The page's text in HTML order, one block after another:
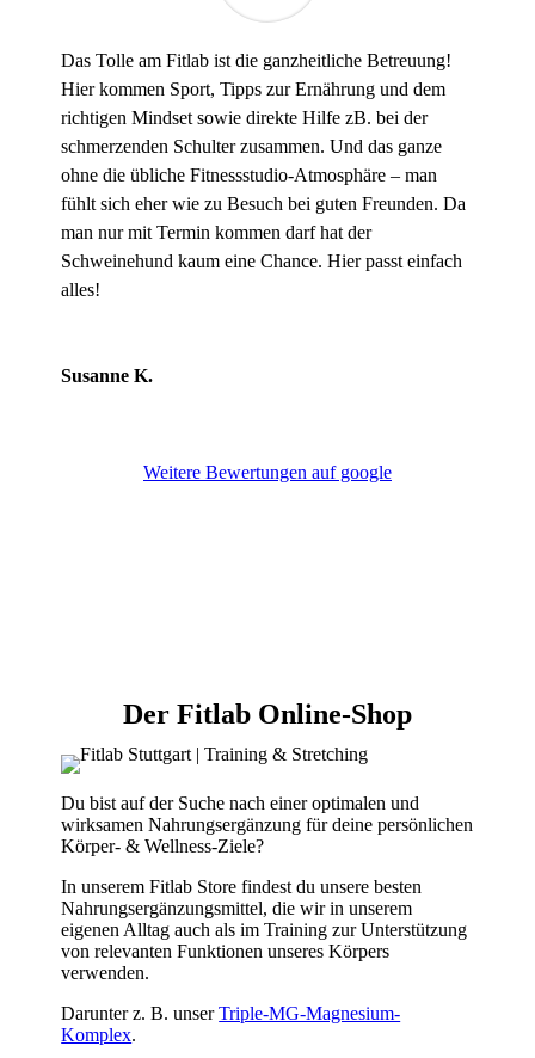
Das Tolle am Fitlab ist die ganzheitliche Betreuung!
Hier kommen Sport, Tipps zur Ernährung und dem
richtigen Mindset sowie direkte Hilfe zB. bei der
schmerzenden Schulter zusammen. Und das ganze
ohne die übliche Fitnessstudio-Atmosphäre – man
fühlt sich eher wie zu Besuch bei guten Freunden. Da
man nur mit Termin kommen darf hat der
Schweinehund kaum eine Chance. Hier passt einfach
alles!
Susanne K.
Weitere Bewertungen auf google
Der Fitlab Online-Shop
Du bist auf der Suche nach einer optimalen und
wirksamen Nahrungsergänzung für deine persönlichen
Körper- & Wellness-Ziele?
In unserem Fitlab Store findest du unsere besten
Nahrungsergänzungsmittel, die wir in unserem
eigenen Alltag auch als im Training zur Unterstützung
von relevanten Funktionen unseres Körpers
verwenden.
Darunter z. B. unserTriple-MG-Magnesium-
Komplex.